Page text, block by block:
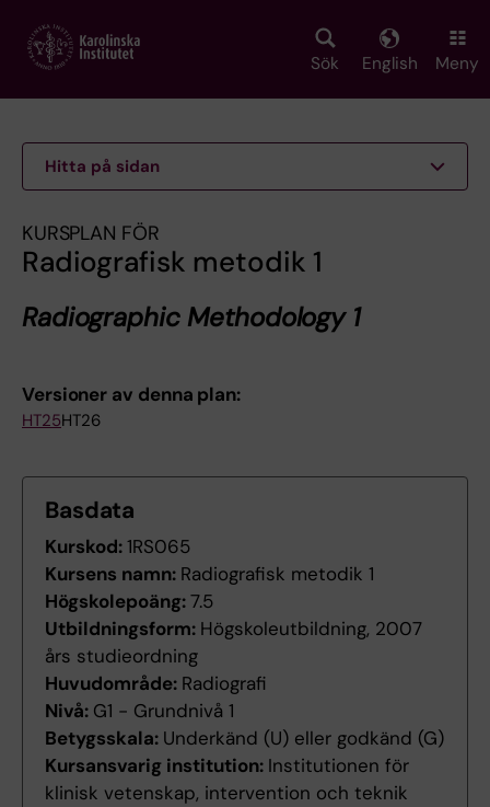
main
Sök English Meny
Hitta på sidan
KURSPLAN FÖR
Radiografisk metodik 1
Radiographic Methodology 1
Versioner av denna plan:
HT25HT26
Basdata
Kurskod:1RS065
Kursens namn: Radiografisk metodik 1
Högskolepoäng:7.5
Utbildningsform: Högskoleutbildning, 2007
års studieordning
Huvudområde: Radiografi
Nivå: G1 - Grundnivå 1
Betygsskala: Underkänd (U) eller godkänd (G)
Kursansvarig institution: Institutionen för
klinisk vetenskap, intervention och teknik